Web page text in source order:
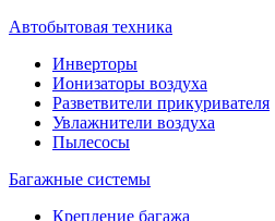
Автобытовая техника
Инверторы
Ионизаторы воздуха
Разветвители прикуривателя
Увлажнители воздуха
Пылесосы
Багажные системы
Крепление багажа